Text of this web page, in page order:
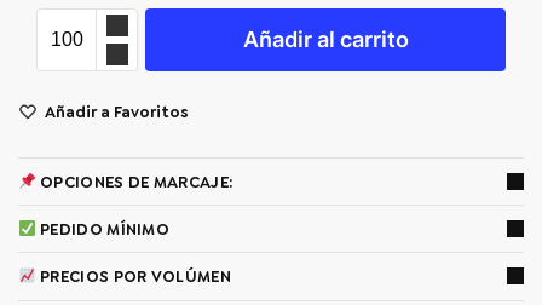
Añadir al carrito
Añadir a Favoritos
OPCIONES DE MARCAJE:
PEDIDO MÍNIMO
PRECIOS POR VOLÚMEN